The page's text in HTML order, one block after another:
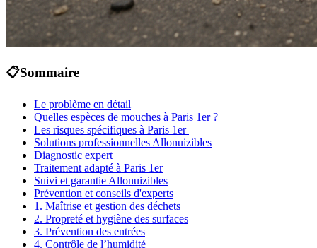
📋Sommaire
Le problème en détail
Quelles espèces de mouches à Paris 1er ?
Les risques spécifiques à Paris 1er
Solutions professionnelles Allonuizibles
Diagnostic expert
Traitement adapté à Paris 1er
Suivi et garantie Allonuizibles
Prévention et conseils d'experts
1. Maîtrise et gestion des déchets
2. Propreté et hygiène des surfaces
3. Prévention des entrées
4. Contrôle de l’humidité